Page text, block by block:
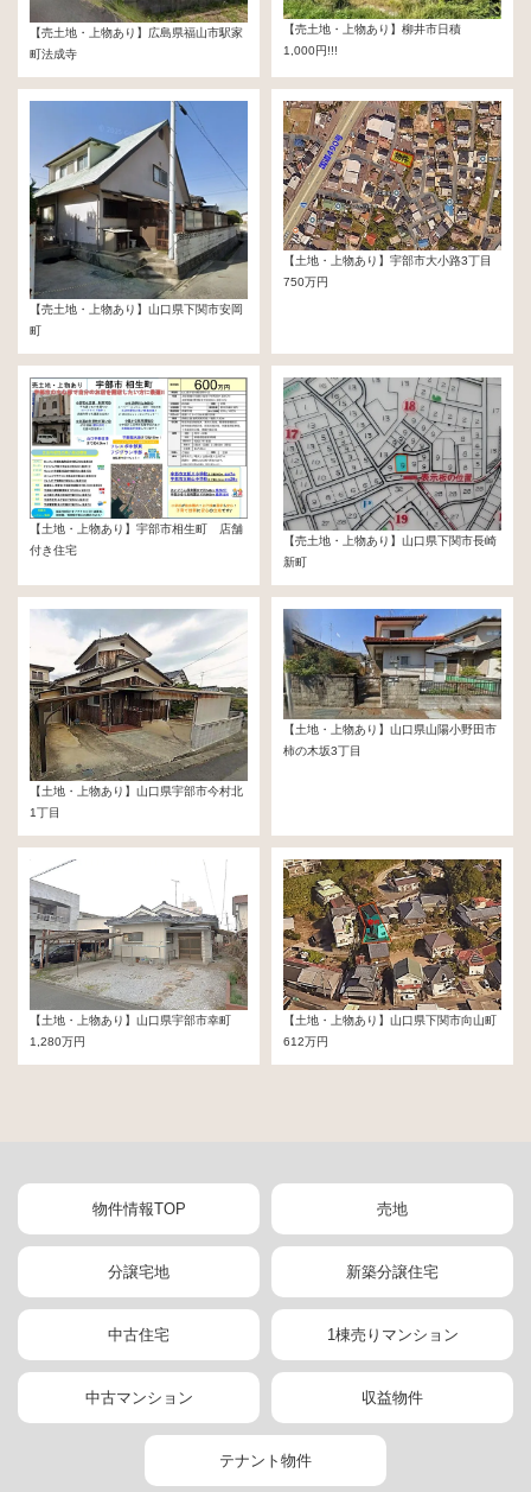
【売土地・上物あり】広島県福山市駅家
町法成寺
1,000円!!!
【売土地・上物あり】柳井市日積
1,000円!!!
【売土地・上物あり】山口県下関市安岡
町
３00万円
【土地・上物あり】宇部市大小路3丁目
750万円
【土地・上物あり】宇部市相生町 店舗
付き住宅
【売土地・上物あり】山口県下関市長崎
新町
100万円
【土地・上物あり】山口県宇部市今村北
1丁目
685万円
【土地・上物あり】山口県山陽小野田市
柿の木坂3丁目
【土地・上物あり】山口県宇部市幸町
1,280万円
【土地・上物あり】山口県下関市向山町
612万円
物件情報TOP 売地
分譲宅地 新築分譲住宅
中古住宅 1棟売りマンション
中古マンション 収益物件
テナント物件